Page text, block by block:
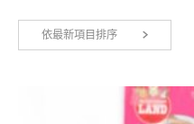
依最新項目排序